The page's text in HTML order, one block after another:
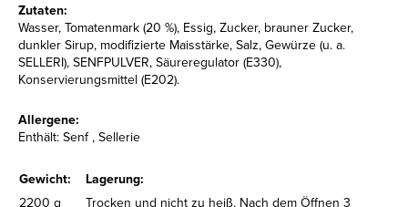
Zutaten:
Wasser, Tomatenmark (20 %), Essig, Zucker, brauner Zucker,
dunkler Sirup, modifizierte Maisstärke, Salz, Gewürze (u. a.
SELLERI), SENFPULVER, Säureregulator (E330),
Konservierungsmittel (E202).
Allergene:
Enthält: Senf , Sellerie
Gewicht:
Lagerung:
2200 g
Trocken und nicht zu heiß. Nach dem Öffnen 3